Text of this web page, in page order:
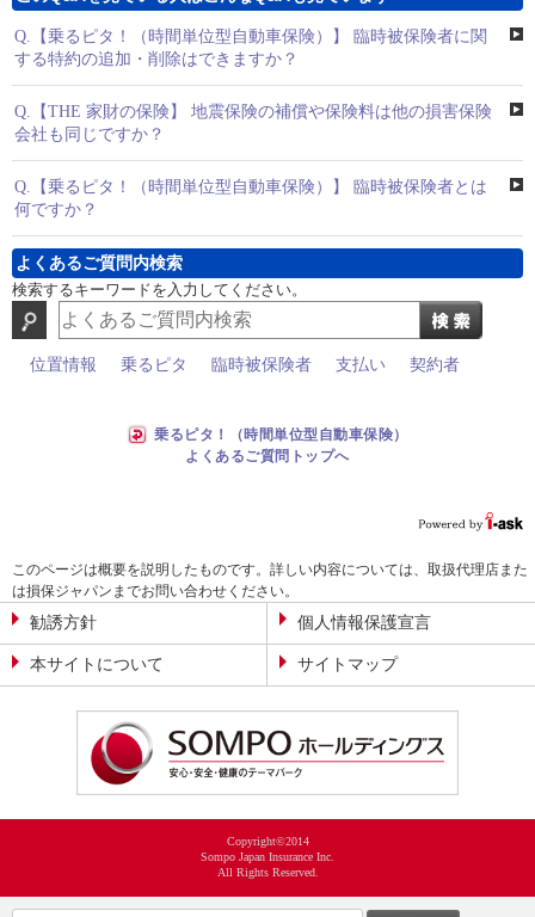
Q. 【乗るピタ！（時間単位型自動車保険）】 臨時被保険者に関
する特約の追加・削除はできますか？
Q. 【THE 家財の保険】 地震保険の補償や保険料は他の損害保険
会社も同じですか？
Q. 【乗るピタ！（時間単位型自動車保険）】 臨時被保険者とは
何ですか？
よくあるご質問内検索
検索するキーワードを入力してください。
位置情報 乗るピタ 臨時被保険者 支払い 契約者
乗るピタ！（時間単位型自動車保険）
よくあるご質問トップへ
このページは概要を説明したものです。詳しい内容については、取扱代理店また
は損保ジャパンまでお問い合わせください。
勧誘方針 個人情報保護宣言
本サイトについて サイトマップ
Copyright©2014
Sompo Japan Insurance Inc.
All Rights Reserved.